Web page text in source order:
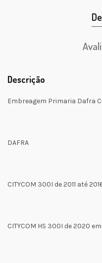
Descrição
Embreagem Primaria Dafra
DAFRA
CITYCOM 300I de 2011 até
CITYCOM HS 300I de 2020